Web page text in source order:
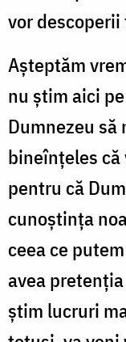
vor
Așteptăm
nu știm aici
Dumnezeu
bineînțeles că
pentru că
cunoștința
ceea ce
avea
știm lucruri